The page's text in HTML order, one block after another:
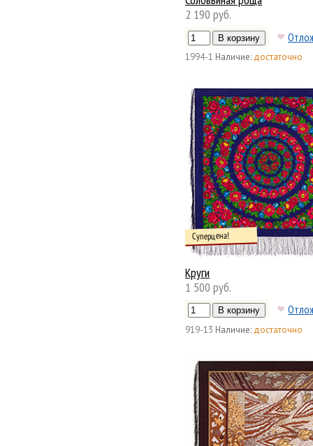
2 190 руб.
1994-1 Наличие: достаточно
Круги
Суперцена!
1 500 руб.
919-13 Наличие: достаточно